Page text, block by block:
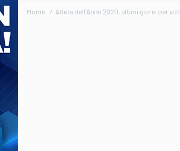
Home Atleta dell’Anno 2020, ultimi giorni per